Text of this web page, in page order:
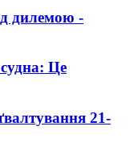
дилемою -
Це
21-